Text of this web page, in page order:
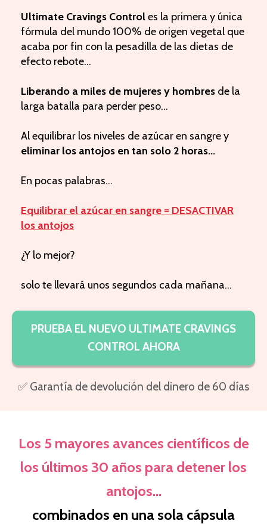
Ultimate Cravings Controles la primera y única
fórmula del mundo 100% de origen vegetal que
acaba por fin con la pesadilla de las dietas de
efecto rebote...
Liberando a miles de mujeres y hombres de la
larga batalla para perder peso...
Al equilibrar los niveles de azúcar en sangre y
eliminar los antojos en tan solo 2 horas...
En pocas palabras...
Equilibrar el azúcar en sangre = DESACTIVAR
los antojos
¿Y lo mejor?
solo te llevará unos segundos cada mañana...
PRUEBA EL NUEVO ULTIMATE CRAVINGS
CONTROL AHORA
✅ Garantía de devolución del dinero de 60 días
Los 5 mayores avances científicos de
los últimos 30 años para detener los
antojos...
combinados en una sola cápsula